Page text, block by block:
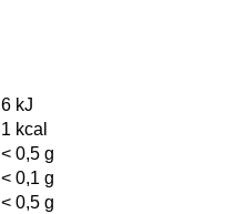
6 kJ
1 kcal
< 0,5 g
< 0,1 g
< 0,5 g